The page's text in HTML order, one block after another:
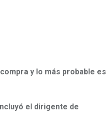
y lo más probable es
el dirigente de